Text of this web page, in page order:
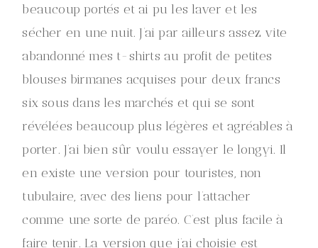
beaucoup portés et ai pu les laver et les
sécher en une nuit. J’ai par ailleurs assez vite
abandonné mes t-shirts au profit de petites
blouses birmanes acquises pour deux francs
six sous dans les marchés et qui se sont
révélées beaucoup plus légères et agréables à
porter. J’ai bien sûr voulu essayer le longyi. Il
en existe une version pour touristes, non
tubulaire, avec des liens pour l’attacher
comme une sorte de paréo. C’est plus facile à
faire tenir. La version que j’ai choisie est